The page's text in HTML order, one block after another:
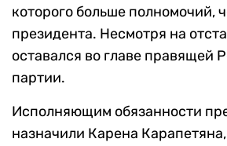
которого больше полномочий,
президента. Несмотря на
оставался во главе правящей
партии.
Исполняющим обязанности
назначили Карена